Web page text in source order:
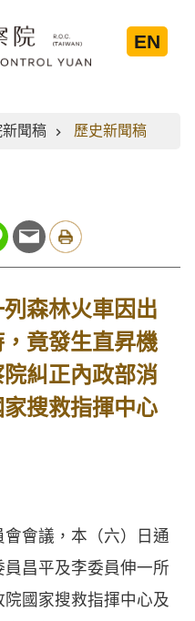
EN
新聞稿 歷史新聞稿
森林火車因出
竟發生直昇機
糾正內政部消
搜救指揮中心
會議，本（六）日通
昌平及李委員伸一所
國家搜救指揮中心及